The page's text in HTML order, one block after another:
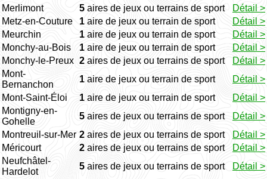
Merlimont
5 aires de jeux ou terrains de sport
Détail >
Metz-en-Couture
1 aire de jeux ou terrain de sport
Détail >
Meurchin
1 aire de jeux ou terrain de sport
Détail >
Monchy-au-Bois
1 aire de jeux ou terrain de sport
Détail >
Monchy-le-Preux 2 aires de jeux ou terrains de sport
Détail >
Mont-
Bernanchon
1 aire de jeux ou terrain de sport
Détail >
Mont-Saint-Éloi
1 aire de jeux ou terrain de sport
Détail >
Montigny-en-
Gohelle
5 aires de jeux ou terrains de sport
Détail >
Montreuil-sur-Mer 2 aires de jeux ou terrains de sport
Détail >
Méricourt
2 aires de jeux ou terrains de sport
Détail >
Neufchâtel-
Hardelot
5 aires de jeux ou terrains de sport
Détail >